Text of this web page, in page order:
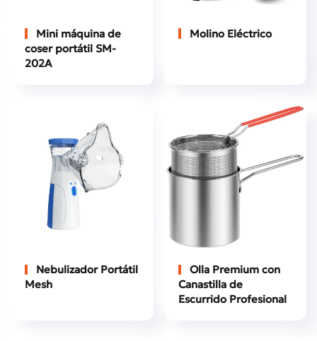
Mini máquina de
coser portátil SM-
202A
Molino Eléctrico
Nebulizador Portátil
Mesh
Olla Premium con
Canastilla de
Escurrido Profesional